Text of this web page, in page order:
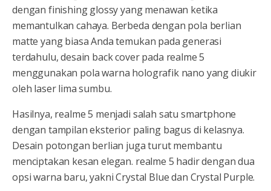
dengan finishing glossy yang menawan ketika
memantulkan cahaya. Berbeda dengan pola berlian
matte yang biasa Anda temukan pada generasi
terdahulu, desain back cover pada realme 5
menggunakan pola warna holografik nano yang diukir
oleh laser lima sumbu.
Hasilnya, realme 5 menjadi salah satu smartphone
dengan tampilan eksterior paling bagus di kelasnya.
Desain potongan berlian juga turut membantu
menciptakan kesan elegan. realme 5 hadir dengan dua
opsi warna baru, yakni Crystal Blue dan Crystal Purple.